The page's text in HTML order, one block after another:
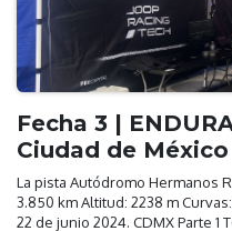
Fecha 3 |
Ciudad de México
La pista Autódromo Hermanos
3.850 km Altitud: 2238 m
22 de junio 2024. CDMX Parte